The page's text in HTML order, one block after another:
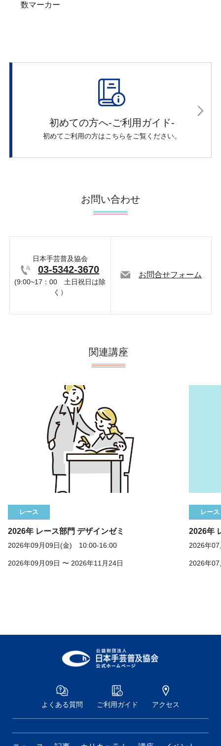
数マーカー
初めての方へ-ご利用ガイド-
初めてご利用の方はこちらをご覧ください。
お問い合わせ
日本手芸普及協会
03-5342-3670
(9:00~17：00 土日祝日は除
く）
お問合せフォーム
関連講座
レース
2026年 レース部門 デザインゼミ
2026年09月09日(金) 10:00-16:00
2026年09月09日 〜 2026年11月24日
レース
2026年
2026年
2026年
よくある質問 ご利用ガイド アクセス